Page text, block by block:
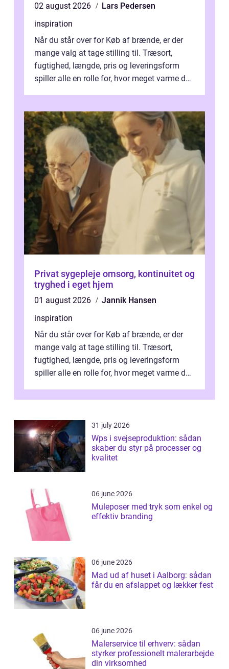
02 august 2026
Lars Pedersen
inspiration
Når du står over for Køb af brænde, er der
mange valg at tage stilling til. Træsort,
fugtighed, længde, pris og leveringsform
spiller alle en rolle for, hvor meget varme du
Privat sygepleje omsorg, kontinuitet og
tryghed i eget hjem
01 august 2026
Jannik Hansen
inspiration
Når du står over for Køb af brænde, er der
mange valg at tage stilling til. Træsort,
fugtighed, længde, pris og leveringsform
spiller alle en rolle for, hvor meget varme du
31 july 2026
Wps i svejseproduktion: sådan
skaber du styr på processer og
kvalitet
06 june 2026
Muleposer med tryk som enkel og
effektiv branding
06 june 2026
Mad ud af huset i Aalborg: sådan
får du en afslappet og lækker fest
06 june 2026
Malerservice til erhverv: sådan
styrker professionelt malerarbejde
din virksomhed